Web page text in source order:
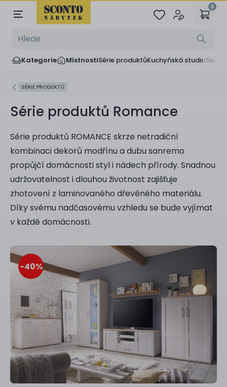
0
Kategorie MístnostiSérie produktůKuchyňská studia
SÉRIE PRODUKTŮ
Série produktů Romance
Série produktů ROMANCE skrze netradiční
kombinaci dekorů modřínu a dubu sanremo
propůjčí domácnosti styl i nádech přírody. Snadnou
udržovatelnost i dlouhou životnost zajišťuje
zhotovení z laminovaného dřevěného materiálu.
Díky svému nadčasovému vzhledu se bude vyjímat
v každé domácnosti.
-40%